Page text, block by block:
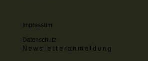
Impressum
Datenschutz
Newsletteranmeldung